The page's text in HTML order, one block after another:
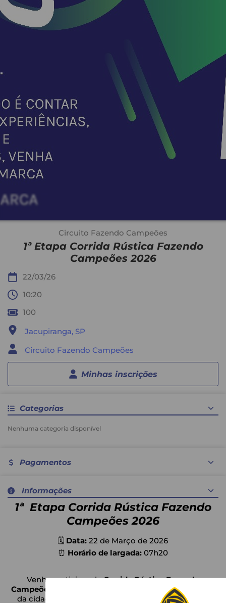
Circuito Fazendo Campeões
1ª Etapa Corrida Rústica Fazendo
Campeões 2026
22/03/26
10:20
100
Jacupiranga, SP
Circuito Fazendo Campeões
Minhas inscrições
Categorias
Nenhuma categoria disponível
Pagamentos
Informações
1ª Etapa Corrida Rústica Fazendo
Campeões 2026
🗓 Data: 22 de Março de 2026
⏰ Horário de largada: 07h20
Venha participar daCorrida Rústica Fazendo
Campeões
, um circuito especial realizado nos bairros
da cidade de
, com percurso de4 km